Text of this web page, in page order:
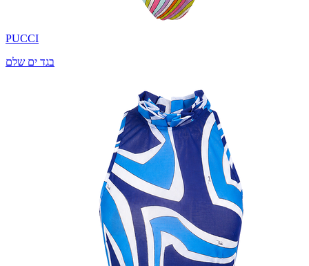
PUCCI
בגד ים שלם